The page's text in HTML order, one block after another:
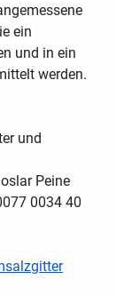
ein
und in ein
werden.
und
Peine
0034 40